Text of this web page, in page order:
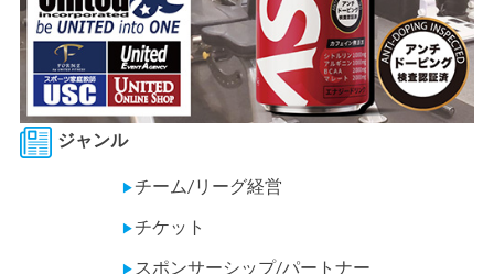
ジャンル
▶チーム/リーグ経営
▶チケット
▶ スポンサーシップ/パートナー